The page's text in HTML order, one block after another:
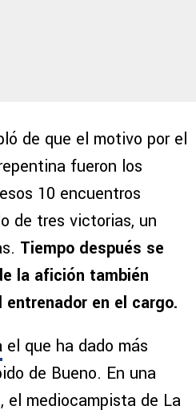
de que el motivo por el
fueron los
10 encuentros
de tres victorias, un
Tiempo después se
la afición también
en el cargo.
el que ha dado más
de Bueno. En una
el mediocampista de La